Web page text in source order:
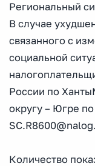
Региональный
В случае
связанного с
социальной
России по
округу – Югре
Количество